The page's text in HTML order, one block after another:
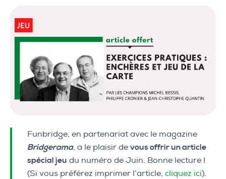
Funbridge, en partenariat avec le magazine
Bridgerama, a le plaisir de vous offrir un article
spécial jeu du numéro de Juin. Bonne lecture !
(Si vous préférez imprimer l’article, cliquez ici).